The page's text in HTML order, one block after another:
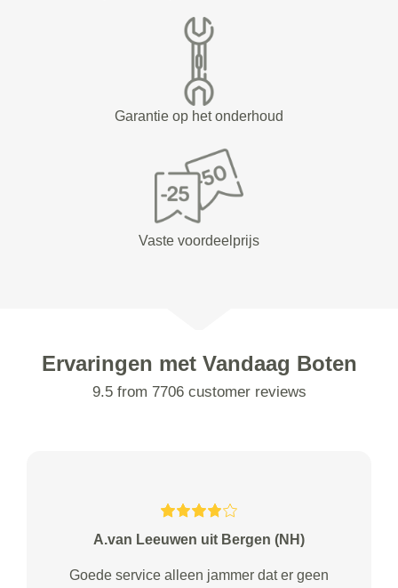
Garantie op het onderhoud
Vaste voordeelprijs
Ervaringen met Vandaag Boten
9.5 from 7706 customer reviews
A.van Leeuwen uit Bergen (NH)
Goede service alleen jammer dat er geen